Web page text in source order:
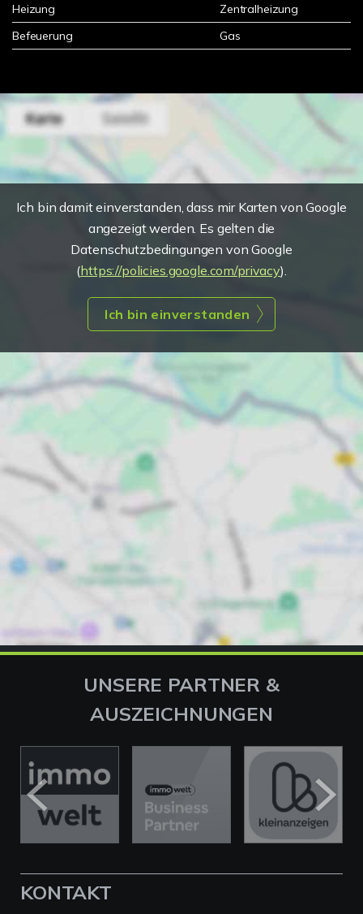
Heizung
Zentralheizung
Befeuerung
Gas
Ich bin damit einverstanden, dass mir Karten von Google
angezeigt werden. Es gelten die
Datenschutzbedingungen von Google
(https://policies.google.com/privacy).
Ich bin einverstanden
UNSERE PARTNER &
AUSZEICHNUNGEN
KONTAKT